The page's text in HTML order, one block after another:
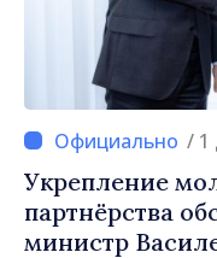
/
Укрепление
партнёрства
министр Василе Тофан и посол Швеции